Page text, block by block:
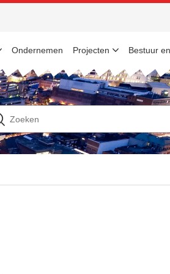
Ondernemen Projecten Bestuur